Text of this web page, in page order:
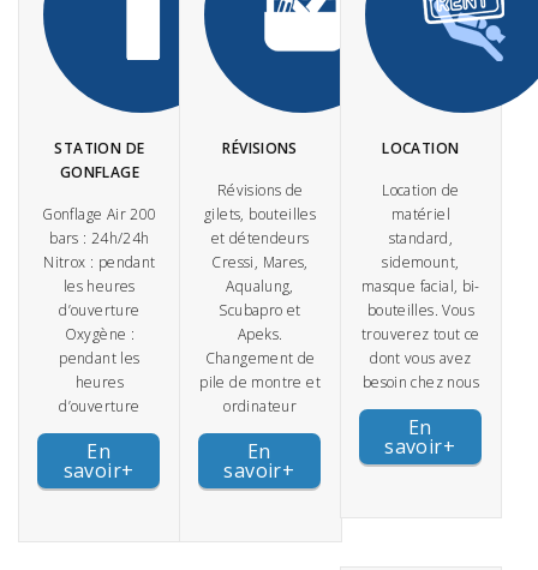
STATION DE
GONFLAGE
Gonflage Air 200
bars : 24h/24h
Nitrox : pendant
les heures
d’ouverture
Oxygène :
pendant les
heures
d’ouverture
En
savoir+
RÉVISIONS
Révisions de
gilets, bouteilles
et détendeurs
Cressi, Mares,
Aqualung,
Scubapro et
Apeks.
Changement de
pile de montre et
ordinateur
En
savoir+
LOCATION
Location de
matériel
standard,
sidemount,
masque facial, bi-
bouteilles. Vous
trouverez tout ce
dont vous avez
besoin chez nous
En
savoir+